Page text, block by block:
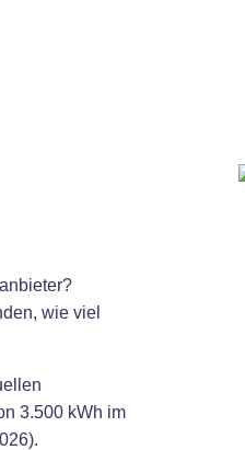
wie viel
3.500 kWh im